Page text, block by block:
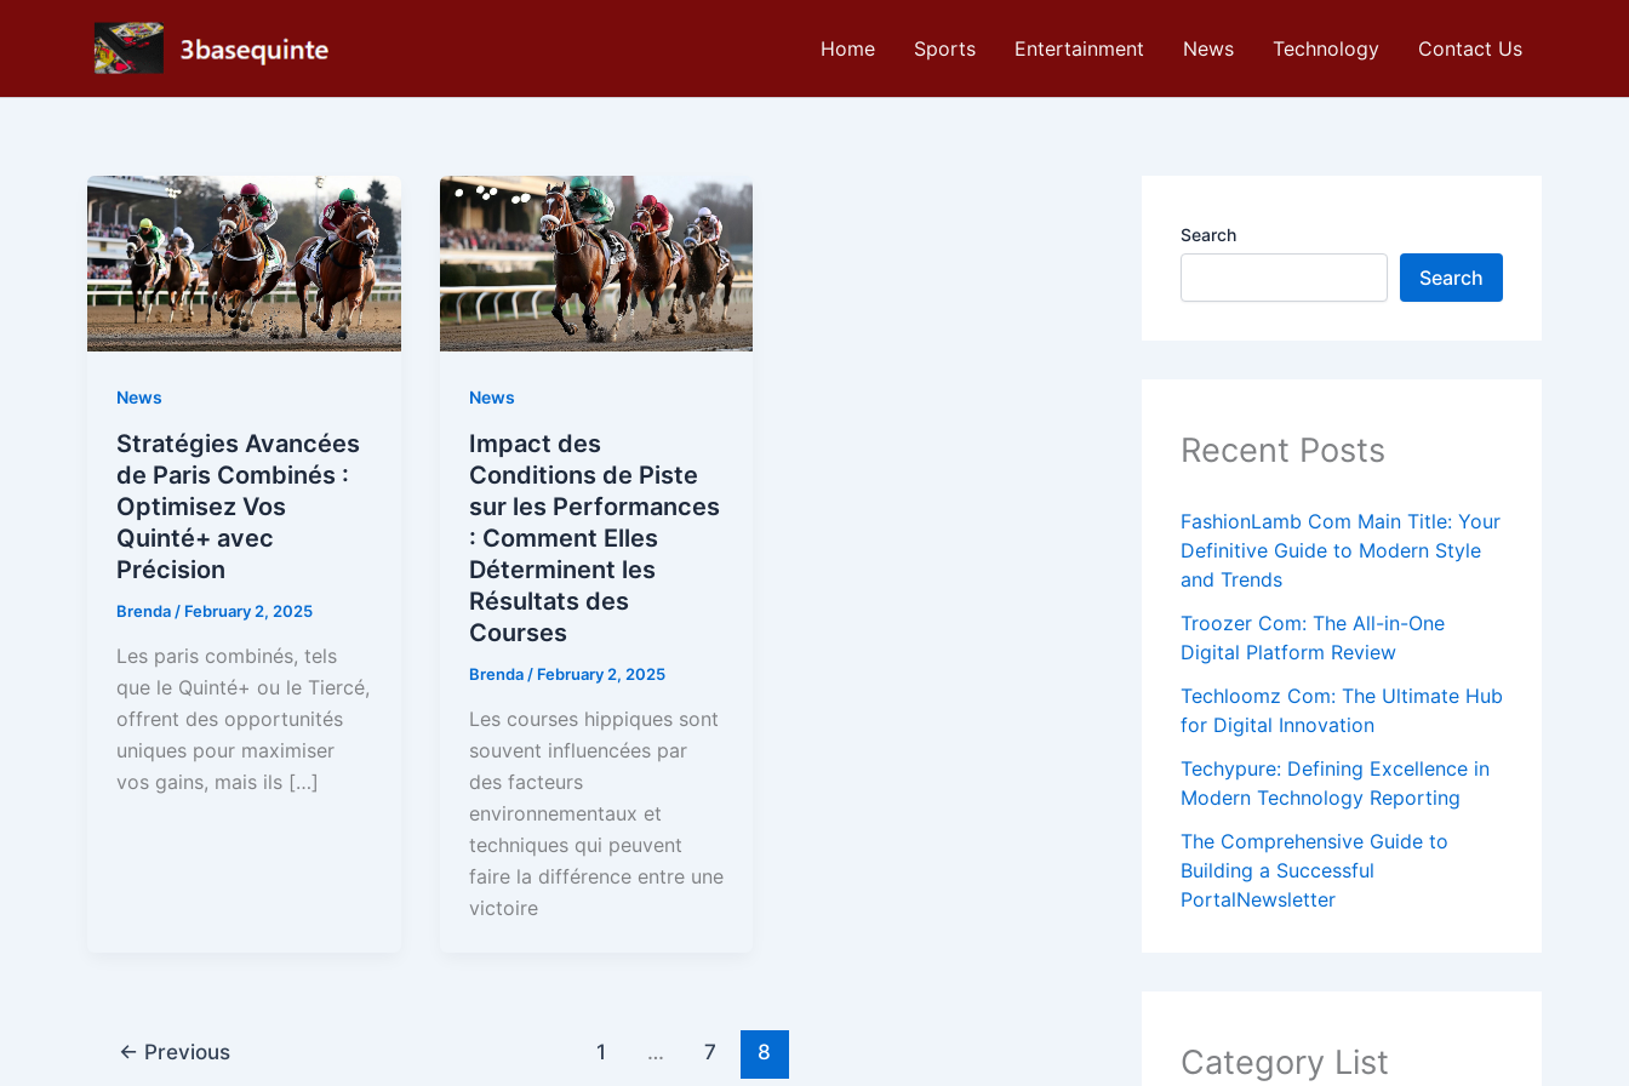
Home Sports Entertainment News Technology Contact Us
News
Stratégies Avancées
de Paris Combinés :
Optimisez Vos
Quinté+ avec
Précision
Brenda / February 2, 2025
Les paris combinés, tels
que le Quinté+ ou le Tiercé,
offrent des opportunités
uniques pour maximiser
vos gains, mais ils […]
News
Impact des
Conditions de Piste
sur les Performances
: Comment Elles
Déterminent les
Résultats des
Courses
Brenda / February 2, 2025
Les courses hippiques sont
souvent influencées par
des facteurs
environnementaux et
techniques qui peuvent
faire la différence entre une
victoire
← Previous 1 … 7 8
Search
Search
Recent Posts
FashionLamb Com Main Title: Your
Definitive Guide to Modern Style
and Trends
Troozer Com: The All-in-One
Digital Platform Review
Techloomz Com: The Ultimate Hub
for Digital Innovation
Techypure: Defining Excellence in
Modern Technology Reporting
The Comprehensive Guide to
Building a Successful
PortalNewsletter
Category List